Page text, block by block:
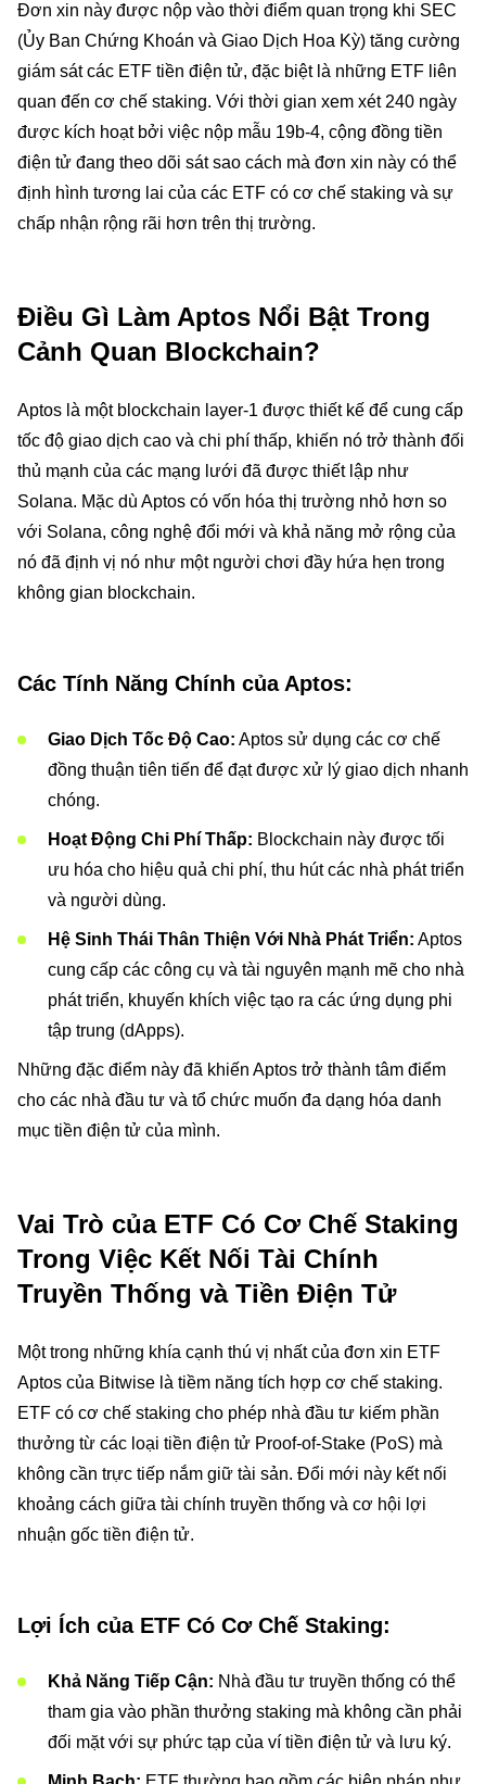
Đơn xin này được nộp vào thời điểm quan trọng khi SEC
(Ủy Ban Chứng Khoán và Giao Dịch Hoa Kỳ) tăng cường
giám sát các ETF tiền điện tử, đặc biệt là những ETF liên
quan đến cơ chế staking. Với thời gian xem xét 240 ngày
được kích hoạt bởi việc nộp mẫu 19b-4, cộng đồng tiền
điện tử đang theo dõi sát sao cách mà đơn xin này có thể
định hình tương lai của các ETF có cơ chế staking và sự
chấp nhận rộng rãi hơn trên thị trường.
Điều Gì Làm Aptos Nổi Bật Trong
Cảnh Quan Blockchain?
Aptos là một blockchain layer-1 được thiết kế để cung cấp
tốc độ giao dịch cao và chi phí thấp, khiến nó trở thành đối
thủ mạnh của các mạng lưới đã được thiết lập như
Solana. Mặc dù Aptos có vốn hóa thị trường nhỏ hơn so
với Solana, công nghệ đổi mới và khả năng mở rộng của
nó đã định vị nó như một người chơi đầy hứa hẹn trong
không gian blockchain.
Các Tính Năng Chính của Aptos:
Giao Dịch Tốc Độ Cao: Aptos sử dụng các cơ chế
đồng thuận tiên tiến để đạt được xử lý giao dịch nhanh
chóng.
Hoạt Động Chi Phí Thấp: Blockchain này được tối
ưu hóa cho hiệu quả chi phí, thu hút các nhà phát triển
và người dùng.
Hệ Sinh Thái Thân Thiện Với Nhà Phát Triển: Aptos
cung cấp các công cụ và tài nguyên mạnh mẽ cho nhà
phát triển, khuyến khích việc tạo ra các ứng dụng phi
tập trung (dApps).
Những đặc điểm này đã khiến Aptos trở thành tâm điểm
cho các nhà đầu tư và tổ chức muốn đa dạng hóa danh
mục tiền điện tử của mình.
Vai Trò của ETF Có Cơ Chế Staking
Trong Việc Kết Nối Tài Chính
Truyền Thống và Tiền Điện Tử
Một trong những khía cạnh thú vị nhất của đơn xin ETF
Aptos của Bitwise là tiềm năng tích hợp cơ chế staking.
ETF có cơ chế staking cho phép nhà đầu tư kiếm phần
thưởng từ các loại tiền điện tử Proof-of-Stake (PoS) mà
không cần trực tiếp nắm giữ tài sản. Đổi mới này kết nối
khoảng cách giữa tài chính truyền thống và cơ hội lợi
nhuận gốc tiền điện tử.
Lợi Ích của ETF Có Cơ Chế Staking:
Khả Năng Tiếp Cận: Nhà đầu tư truyền thống có thể
tham gia vào phần thưởng staking mà không cần phải
đối mặt với sự phức tạp của ví tiền điện tử và lưu ký.